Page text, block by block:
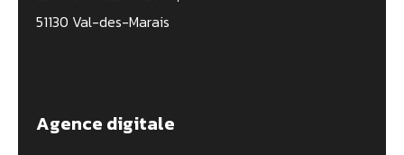
51130 Val-des-Marais
Agence digitale